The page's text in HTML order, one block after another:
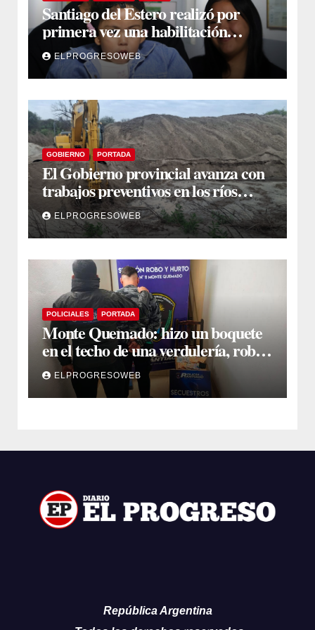
Santiago del Estero realizó por
primera vez una habilitación
auditiva con vincha de conducción
óseaELPROGRESOWEB
GOBIERNO PORTADA
El Gobierno provincial avanza con
trabajos preventivos en los ríos
Dulce y Salado y en los Bajos
Submeridionales
ELPROGRESOWEB
POLICIALES PORTADA
Monte Quemado: hizo un boquete
en el techo de una verdulería, robó
$800.000 y cayó tras ser filmado
ELPROGRESOWEB
República Argentina